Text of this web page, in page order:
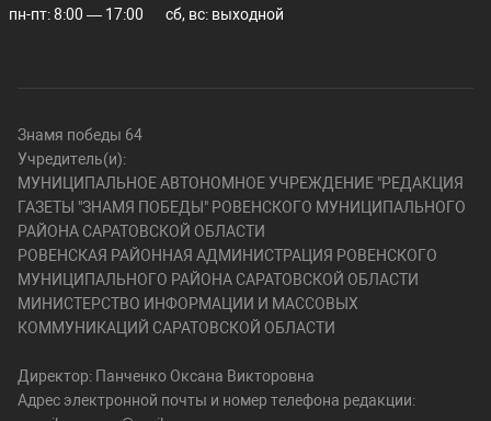
пн-пт: 8:00 — 17:00 сб, вс: выходной
Знамя победы 64
Учредитель(и):
МУНИЦИПАЛЬНОЕ АВТОНОМНОЕ УЧРЕЖДЕНИЕ "РЕДАКЦИЯ
ГАЗЕТЫ "ЗНАМЯ ПОБЕДЫ" РОВЕНСКОГО МУНИЦИПАЛЬНОГО
РАЙОНА САРАТОВСКОЙ ОБЛАСТИ
РОВЕНСКАЯ РАЙОННАЯ АДМИНИСТРАЦИЯ РОВЕНСКОГО
МУНИЦИПАЛЬНОГО РАЙОНА САРАТОВСКОЙ ОБЛАСТИ
МИНИСТЕРСТВО ИНФОРМАЦИИ И МАССОВЫХ
КОММУНИКАЦИЙ САРАТОВСКОЙ ОБЛАСТИ
Директор: Панченко Оксана Викторовна
Адрес электронной почты и номер телефона редакции: